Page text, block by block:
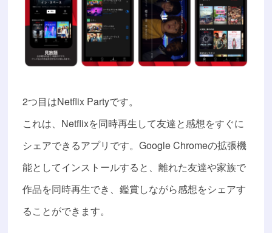
2つ目はNetflix Partyです。
これは、Netflixを同時再生して友達と感想をすぐに
シェアできるアプリです。Google Chromeの拡張機
能としてインストールすると、離れた友達や家族で
作品を同時再生でき、鑑賞しながら感想をシェアす
ることができます。